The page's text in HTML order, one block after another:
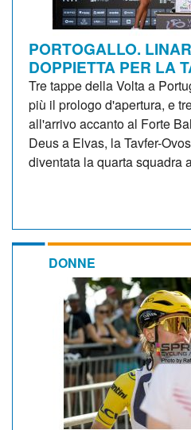
PORTOGALLO.
DOPPIETTA PER LA
Tre tappe della Volta a
più il prologo d'apertura, e
all'arrivo accanto al Forte
Deus a Elvas, la Tavfer-
diventata la quarta squadra
DONNE